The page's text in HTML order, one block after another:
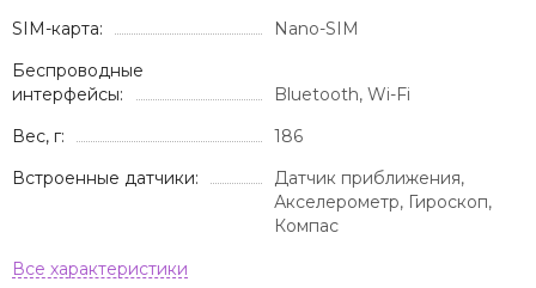
SIM-карта:
Nano-SIM
Беспроводные
интерфейсы:
Bluetooth, Wi-Fi
Вес, г:
186
Встроенные датчики:
Датчик приближения,
Акселерометр, Гироскоп,
Компас